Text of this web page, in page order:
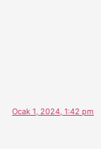
Ocak 1, 2024, 1:42 pm